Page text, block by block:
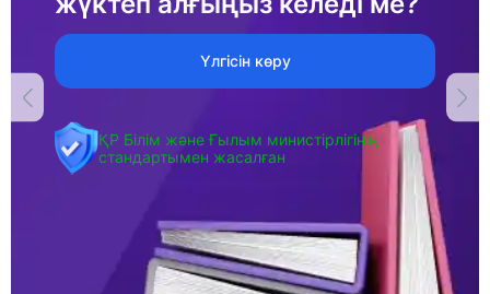
Үлгісін көру
ҚР Білім және Ғылым министірлігінің
стандартымен жасалған